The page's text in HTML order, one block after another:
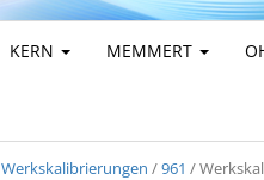
KERN MEMMERT
Werkskalibrierungen /961 /